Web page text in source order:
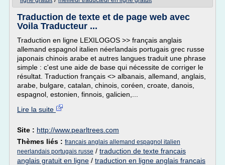
Traduction de texte et de page web avec
Voila Traducteur ...
Traduction en ligne LEXILOGOS >> français anglais
allemand espagnol italien néerlandais portugais grec russe
japonais chinois arabe et autres langues traduit une phrase
simple : c'est une aide de base qui nécessite de corriger le
résultat. Traduction français <> albanais, allemand, anglais,
arabe, bulgare, catalan, chinois, coréen, croate, danois,
espagnol, estonien, finnois, galicien,...
Lire la suite
Site : http://www.pearltrees.com
Thèmes liés : francais anglais allemand espagnol italien
neerlandais portugais russe / traduction de texte francais
anglais gratuit en ligne / traduction en ligne anglais francais